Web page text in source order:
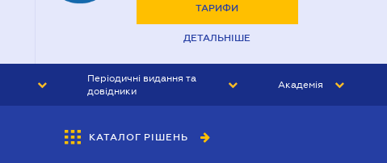
ТАРИФИ
ДЕТАЛЬНІШЕ
Періодичні видання та
довідники
БУХГАЛТЕР&ЗАКОН
Академія
КАТАЛОГ РІШЕНЬ